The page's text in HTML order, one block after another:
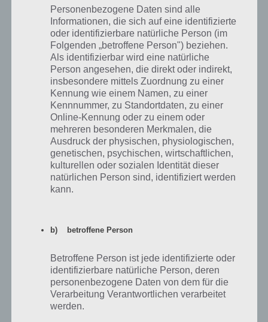
zurückkehren und dort das notwendige Jagdgeld sammeln.
du das Infrarot nutzen
So schaltest du die nächste Region in Deer
Hunter 2016 frei
Personenbezogene Daten sind alle
Informationen, die sich auf eine identifizierte
oder identifizierbare natürliche Person (im
Folgenden „betroffene Person") beziehen.
Als identifizierbar wird eine natürliche
Person angesehen, die direkt oder indirekt,
insbesondere mittels Zuordnung zu einer
Kennung wie einem Namen, zu einer
Kennnummer, zu Standortdaten, zu einer
Online-Kennung oder zu einem oder
mehreren besonderen Merkmalen, die
Ausdruck der physischen, physiologischen,
genetischen, psychischen, wirtschaftlichen,
kulturellen oder sozialen Identität dieser
natürlichen Person sind, identifiziert werden
kann.
b) betroffene Person
Betroffene Person ist jede identifizierte oder
identifizierbare natürliche Person, deren
personenbezogene Daten von dem für die
Verarbeitung Verantwortlichen verarbeitet
werden.